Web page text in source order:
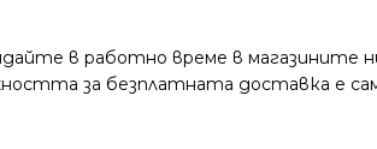
в работно време в магазините
за безплатната доставка е